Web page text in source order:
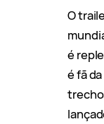
O
é
é fã